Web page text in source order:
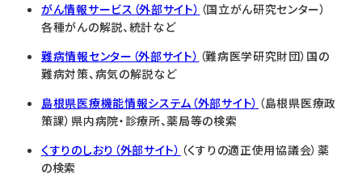
がん情報サービス（外部サイト） （国立がん研究センター）
各種がんの解説、統計など
難病情報センター（外部サイト） （難病医学研究財団）国の
難病対策、病気の解説など
島根県医療機能情報システム（外部サイト） （島根県医療政
策課）県内病院・診療所、薬局等の検索
くすりのしおり（外部サイト） （くすりの適正使用協議会）薬
の検索